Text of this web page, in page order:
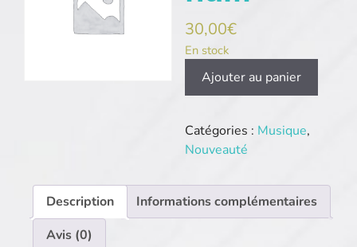
30,00€
En stock
quantité
Ajouter au panier
Catégories : Musique,
Nouveauté
Description
Informations complémentaires
Avis (0)